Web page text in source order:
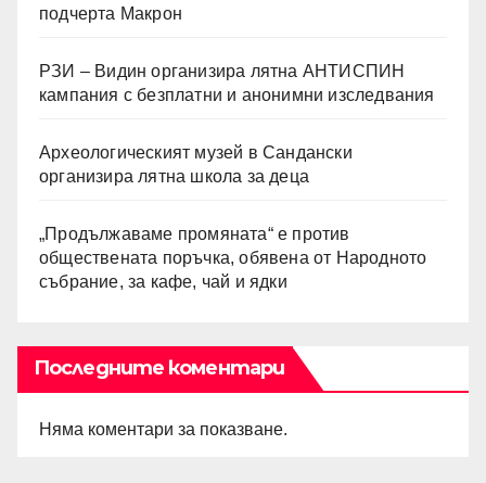
подчерта Макрон
РЗИ – Видин организира лятна АНТИСПИН
кампания с безплатни и анонимни изследвания
Археологическият музей в Сандански
организира лятна школа за деца
„Продължаваме промяната“ е против
обществената поръчка, обявена от Народното
събрание, за кафе, чай и ядки
Последните коментари
Няма коментари за показване.